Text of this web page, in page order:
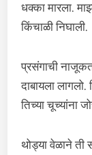
धक्का मारला.
किंचाळी निघाली.
प्रसंगाची
दाबायला
तिच्या चूच्यांना
थोड्या वेळाने ती